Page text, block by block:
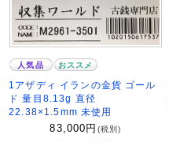
人気品 おススメ
1アザディ イランの金貨 ゴール
ド 量目8.13g 直径
22.38×1.5mm 未使用
83,000 円 (税別)